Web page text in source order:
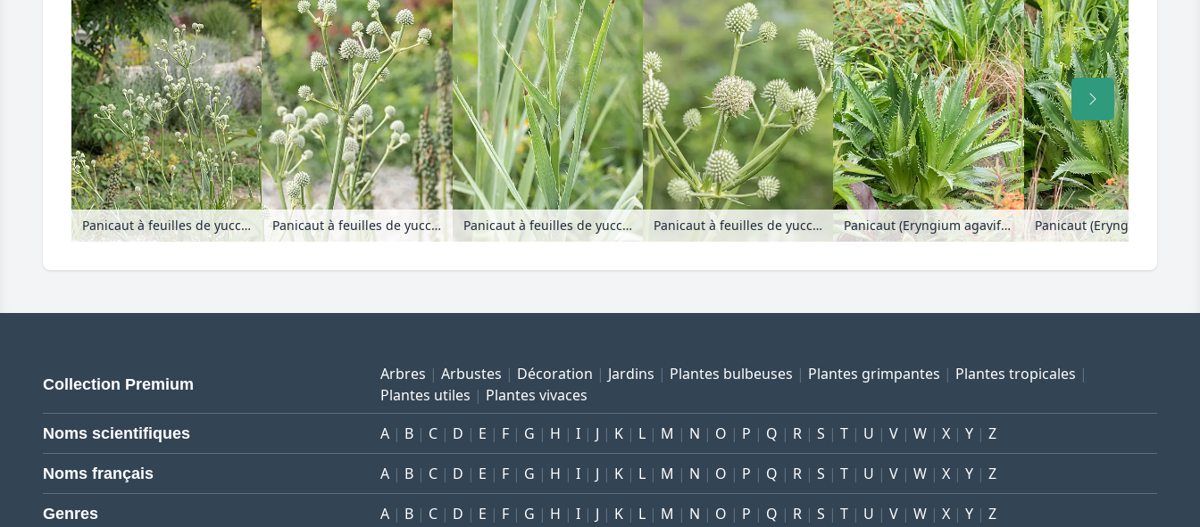
Panicaut à feuilles de yucca (Eryngium yuccifolium) Panicaut à feuilles de yucca (Eryngium yuccifolium) Panicaut à feuilles de yucca (Eryngium yuccifolium) Panicaut à feuilles de yucca (Eryngium yuccifolium) Panicaut (Eryngium agavifolium)
Collection Premium
Arbres Arbustes Décoration Jardins Plantes bulbeuses Plantes grimpantes
Plantes tropicales
Plantes utiles
Plantes vivaces
Noms scientifiques A B C D E F G H I J K L M N O P Q R S T U V W X Y Z
Noms français A B C D E F G H I J K L M N O P Q R S T U V W X Y Z
Genres A B C D E F G H I J K L M N O P Q R S T U V W X Y Z